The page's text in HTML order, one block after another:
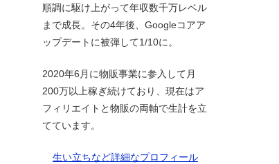
順調に駆け上がって年収数千万レベル
まで成長。その4年後、Googleコアア
ップデートに被弾して1/10に。
2020年6月に物販事業に参入して月
200万以上稼ぎ続けており、現在はア
フィリエイトと物販の両軸で生計を立
てています。
生い立ちなど詳細なプロフィール